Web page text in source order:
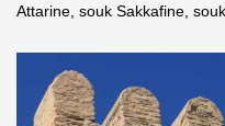
Attarine, souk Sakkafine,